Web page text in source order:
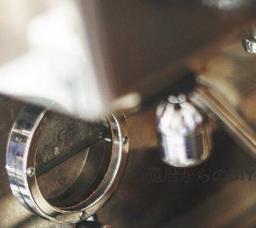
還暦からのDIY